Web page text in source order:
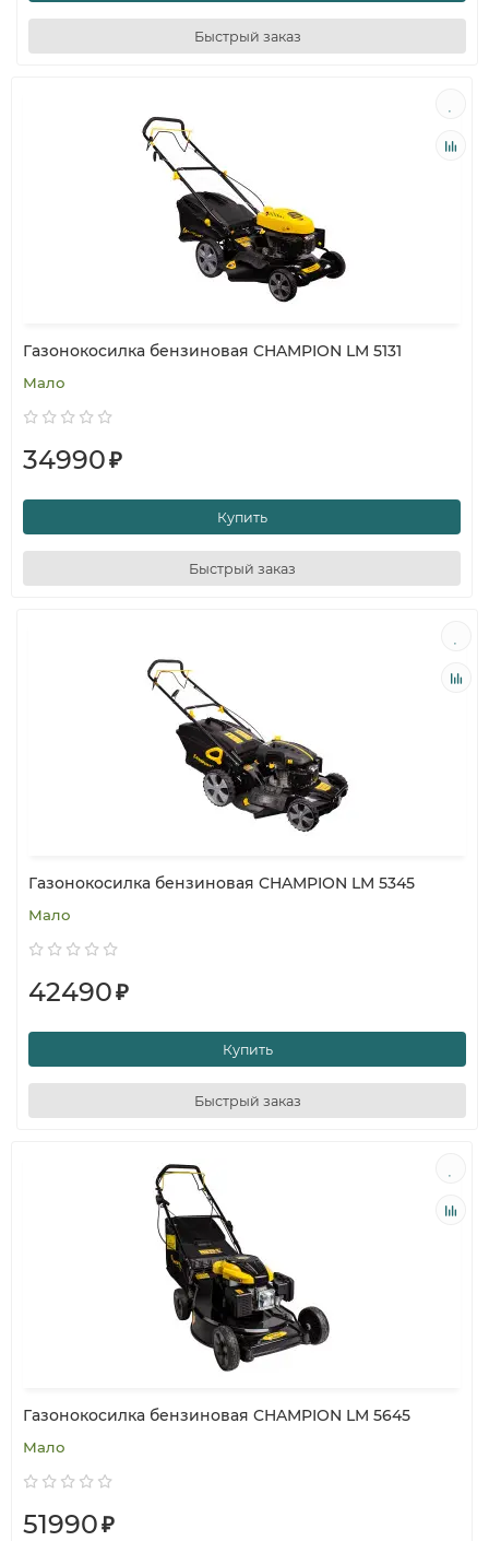
Быстрый заказ
Газонокосилка бензиновая CHAMPION LM 5131
Мало
34990₽
Купить
Быстрый заказ
Газонокосилка бензиновая CHAMPION LM 5345
Мало
42490₽
Купить
Быстрый заказ
Газонокосилка бензиновая CHAMPION LM 5645
Мало
51990₽